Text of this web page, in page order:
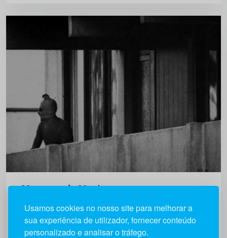
Usamos cookies no nosso site para melhorar a
sua experiência de utilizador, fornecer conteúdo
personalizado e analisar o tráfego.
Massacre de Munique
A 5 de setembro de 1972, o mundo acordou com
imagens aterrorizadoras do grupo terrorista
palestiniano Setembro Negro, que tinha invadido